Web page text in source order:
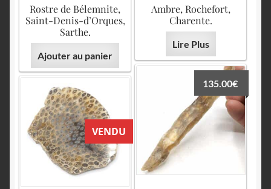
Rostre de Bélemnite,
Saint-Denis-d’Orques,
Sarthe.
Ajouter au panier
Ambre, Rochefort,
Charente.
Lire Plus
135.00€
VENDU